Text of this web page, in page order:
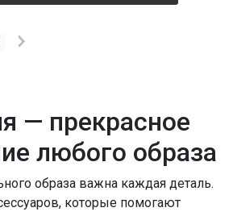
— прекрасное
любого образа
образа важна каждая деталь.
которые помогают